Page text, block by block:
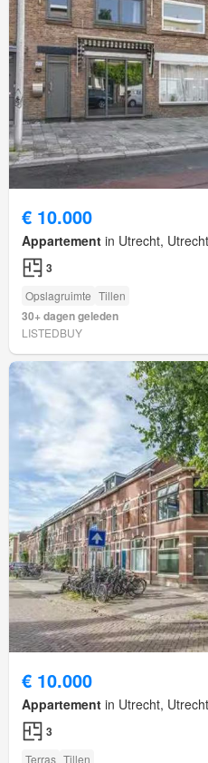
€ 10.000
Appartement in Utrecht,
3
Opslagruimte Tillen
30+ dagen geleden
LISTEDBUY
€ 10.000
Appartement in Utrecht,
3
Terras Tillen